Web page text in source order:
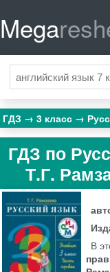
Mega
ГДЗ 3 класс
ГДЗ по
Т.Г.
В